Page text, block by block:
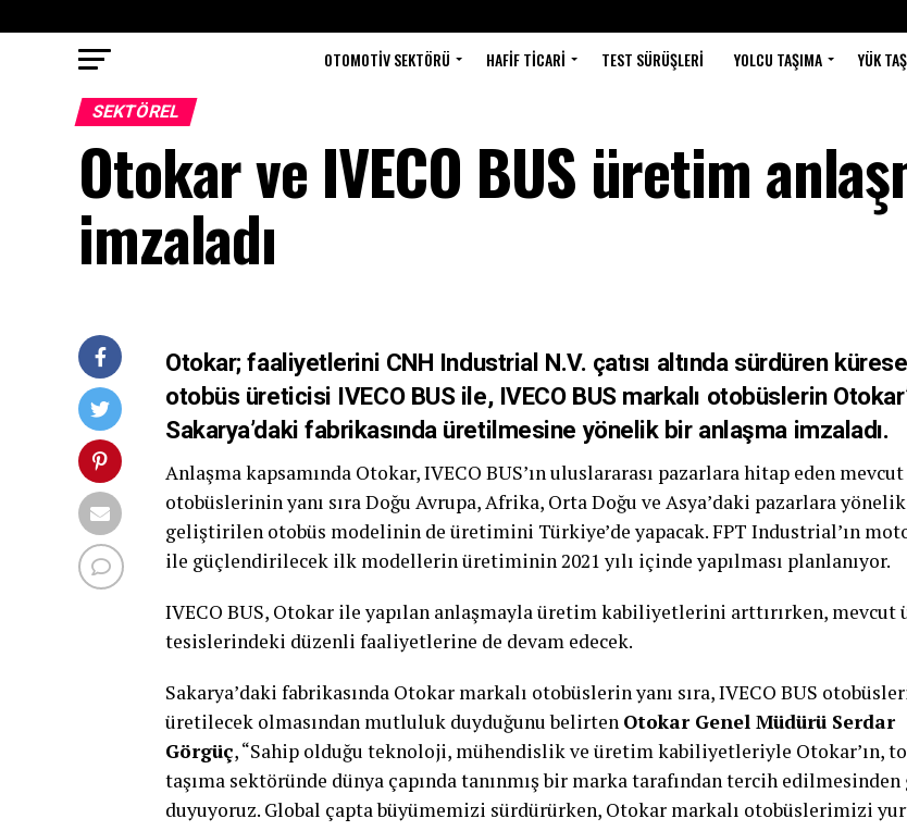
OTOMOTIV SEKTÖRÜ HAFIF TICARI TEST SÜRÜŞLERI YOLCU TAŞIMA YÜK
SEKTÖREL
Otokar ve IVECO BUS üretim
imzaladı
Otokar; faaliyetlerini CNH Industrial N.V. çatısı altında sürdüren
otobüs üreticisi IVECO BUS ile, IVECO BUS markalı otobüslerin
Sakarya’daki fabrikasında üretilmesine yönelik bir anlaşma imzaladı.
Anlaşma kapsamında Otokar, IVECO BUS’ın uluslararası pazarlara hitap eden mevcut
otobüslerinin yanı sıra Doğu Avrupa, Afrika, Orta Doğu ve Asya’daki pazarlara yönelik
geliştirilen otobüs modelinin de üretimini Türkiye’de yapacak. FPT Industrial’ın
ile güçlendirilecek ilk modellerin üretiminin 2021 yılı içinde yapılması planlanıyor.
IVECO BUS, Otokar ile yapılan anlaşmayla üretim kabiliyetlerini arttırırken, mevcut
tesislerindeki düzenli faaliyetlerine de devam edecek.
Sakarya’daki fabrikasında Otokar markalı otobüslerin yanı sıra, IVECO BUS
üretilecek olmasından mutluluk duyduğunu belirten Otokar Genel Müdürü Serdar
Görgüç, “Sahip olduğu teknoloji, mühendislik ve üretim kabiliyetleriyle Otokar’ın,
taşıma sektöründe dünya çapında tanınmış bir marka tarafından tercih
duyuyoruz. Global çapta büyümemizi sürdürürken, Otokar markalı otobüslerimizi yurt